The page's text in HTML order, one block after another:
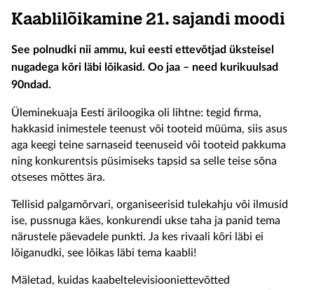
Kaablilõikamine 21. sajandi moodi
See polnudki nii ammu, kui eesti ettevõtjad üksteisel
nugadega kõri läbi lõikasid. Oo jaa – need kurikuulsad
90ndad.
Üleminekuaja Eesti äriloogika oli lihtne: tegid firma,
hakkasid inimestele teenust või tooteid müüma, siis asus
aga keegi teine sarnaseid teenuseid või tooteid pakkuma
ning konkurentsis püsimiseks tapsid sa selle teise sõna
otseses mõttes ära.
Tellisid palgamõrvari, organiseerisid tulekahju või ilmusid
ise, pussnuga käes, konkurendi ukse taha ja panid tema
närustele päevadele punkti. Ja kes rivaali kõri läbi ei
lõiganudki, see lõikas läbi tema kaabli!
Mäletad, kuidas kaabeltelevisiooniettevõtted